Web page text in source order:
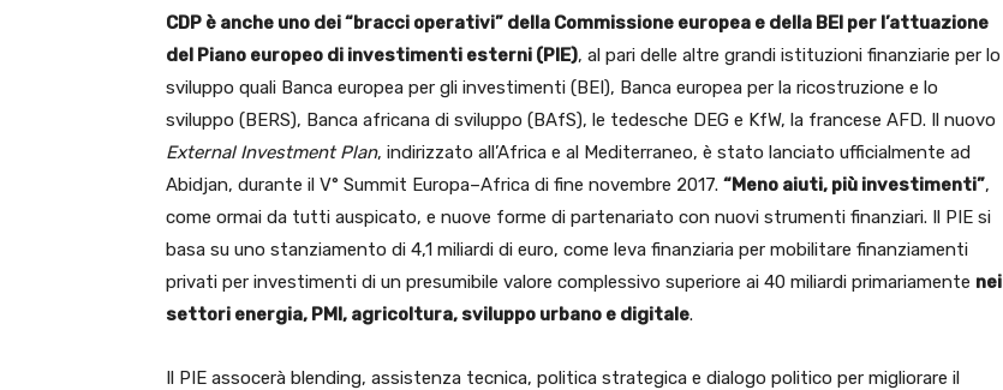
CDP è anche uno dei “bracci operativi” della Commissione europea e della BEI per l’attuazione
del Piano europeo di investimenti esterni (PIE), al pari delle altre grandi istituzioni finanziarie per lo
sviluppo quali Banca europea per gli investimenti (BEI), Banca europea per la ricostruzione e lo
sviluppo (BERS), Banca africana di sviluppo (BAfS), le tedesche DEG e KfW, la francese AFD. Il nuovo
External Investment Plan, indirizzato all’Africa e al Mediterraneo, è stato lanciato ufficialmente ad
Abidjan, durante il V° Summit Europa–Africa di fine novembre 2017. “Meno aiuti, più investimenti”,
come ormai da tutti auspicato, e nuove forme di partenariato con nuovi strumenti finanziari. Il PIE si
basa su uno stanziamento di 4,1 miliardi di euro, come leva finanziaria per mobilitare finanziamenti
privati per investimenti di un presumibile valore complessivo superiore ai 40 miliardi primariamente nei
settori energia, PMI, agricoltura, sviluppo urbano e digitale.
Il PIE assocerà blending, assistenza tecnica, politica strategica e dialogo politico per migliorare il